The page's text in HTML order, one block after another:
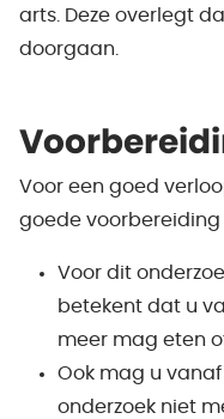
arts. Deze overlegt
doorgaan.
Voor een goed
goede voorbereiding
Voor dit
betekent dat u
meer mag eten
Ook mag u vanaf
onderzoek niet